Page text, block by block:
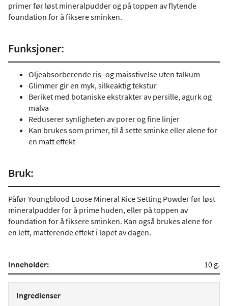
primer før løst mineralpudder og på toppen av flytende
foundation for å fiksere sminken.
Funksjoner:
Oljeabsorberende ris- og maisstivelse uten talkum
Glimmer gir en myk, silkeaktig tekstur
Beriket med botaniske ekstrakter av persille, agurk og
malva
Reduserer synligheten av porer og fine linjer
Kan brukes som primer, til å sette sminke eller alene for
en matt effekt
Bruk:
Påfør Youngblood Loose Mineral Rice Setting Powder før løst
mineralpudder for å prime huden, eller på toppen av
foundation for å fiksere sminken. Kan også brukes alene for
en lett, matterende effekt i løpet av dagen.
Inneholder: 10 g.
Ingredienser